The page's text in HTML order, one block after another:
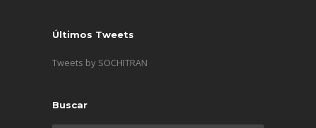
Últimos Tweets
Tweets by SOCHITRAN
Buscar